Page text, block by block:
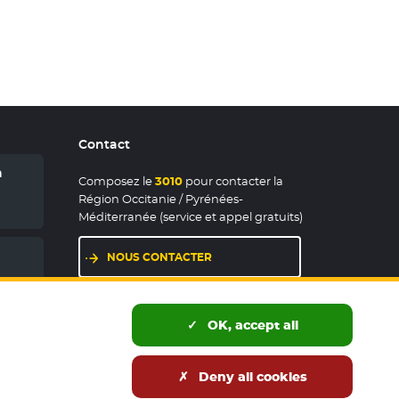
Contact
Composez le3010pour contacter la
Région Occitanie / Pyrénées-
Méditerranée (service et appel gratuits)
NOUS CONTACTER
LES MAISONS DE RÉGION
Accessibilité : partiellement conforme
OK, accept all
Deny all cookies